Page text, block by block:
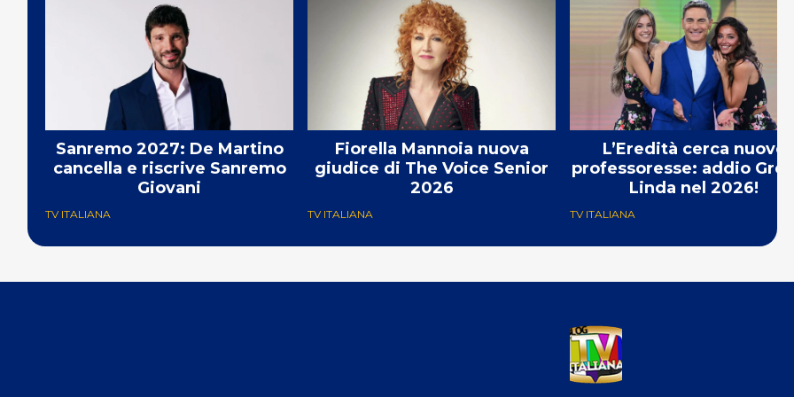
Sanremo 2027: De Martino
cancella e riscrive Sanremo
Giovani
TV ITALIANA
Fiorella Mannoia nuova
giudice di The Voice Senior
2026
TV ITALIANA
L’Eredità cerca nuove
professoresse: addio
Linda nel 2026!
TV ITALIANA